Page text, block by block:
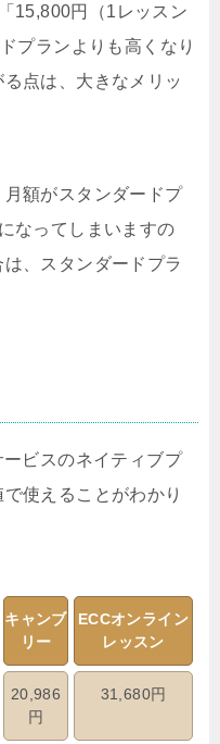
15,800円（1レッスン
プランよりも高くなり
点は、大きなメリッ
額がスタンダードプ
なってしまいますの
、スタンダードプラ
ビスのネイティブプ
使えることがわかり
キャンブ
リー
ECCオンライン
レッスン
20,986
円
31,680円